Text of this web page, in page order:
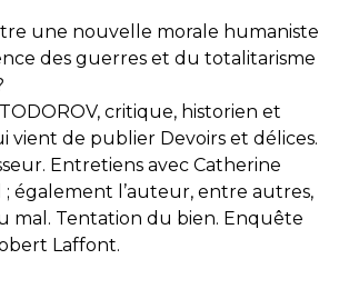
une nouvelle morale humaniste
des guerres et du totalitarisme
critique, historien et
vient de publier Devoirs et délices.
Entretiens avec Catherine
; également l’auteur, entre autres,
mal. Tentation du bien. Enquête
Laffont.